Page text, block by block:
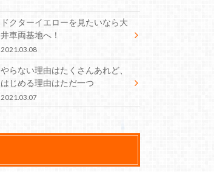
ドクターイエローを見たいなら大
井車両基地へ！
2021.03.08
やらない理由はたくさんあれど、
はじめる理由はただ一つ
2021.03.07